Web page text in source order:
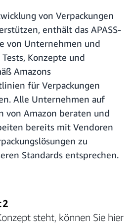
von Verpackungen
enthält das APASS-
von Unternehmen und
Konzepte und
Amazons
für Verpackungen
Alle Unternehmen auf
von Amazon beraten und
bereits mit Vendoren
zu
Standards entsprechen.
2
steht, können Sie hier